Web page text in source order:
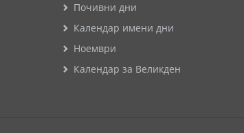
Почивни дни
Календар имени дни
Ноември
Календар за Великден